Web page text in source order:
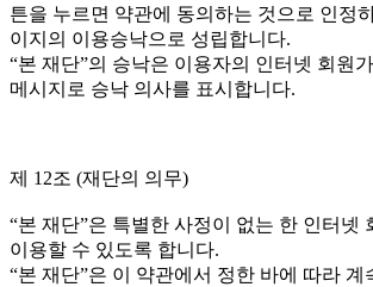
튼을 누르면 약관에 동의하는 것으로 인정
이지의 이용승낙으로 성립합니다.
“본 재단”의 승낙은 이용자의 인터넷 회원
메시지로 승낙 의사를 표시합니다.
제 12조 (재단의 의무)
“본 재단”은 특별한 사정이 없는 한 인터넷
이용할 수 있도록 합니다.
“본 재단”은 이 약관에서 정한 바에 따라 계